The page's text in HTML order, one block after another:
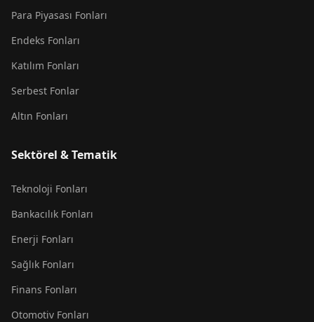
Para Piyasası Fonları
Endeks Fonları
Katılım Fonları
Serbest Fonlar
Altın Fonları
Sektörel & Tematik
Teknoloji Fonları
Bankacılık Fonları
Enerji Fonları
Sağlık Fonları
Finans Fonları
Otomotiv Fonları